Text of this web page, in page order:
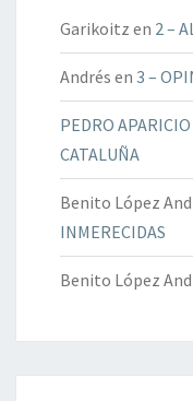
Garikoitz en 2 –
Andrés en 3 –
PEDRO
CATALUÑA
Benito López
INMERECIDAS
Benito López